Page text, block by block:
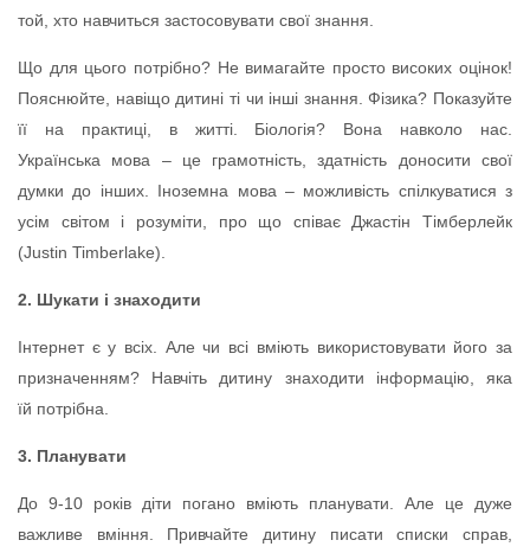
той, хто навчиться застосовувати свої знання.
Що для цього потрібно? Не вимагайте просто високих оцінок!
Пояснюйте, навіщо дитині ті чи інші знання. Фізика? Показуйте
її на практиці, в житті. Біологія? Вона навколо нас.
Українська мова – це грамотність, здатність доносити свої
думки до інших. Іноземна мова – можливість спілкуватися з
усім світом і розуміти, про що співає Джастін Тімберлейк
(Justin Timberlake).
2. Шукати і знаходити
Інтернет є у всіх. Але чи всі вміють використовувати його за
призначенням? Навчіть дитину знаходити інформацію, яка
їй потрібна.
3. Планувати
До 9-10 років діти погано вміють планувати. Але це дуже
важливе вміння. Привчайте дитину писати списки справ,